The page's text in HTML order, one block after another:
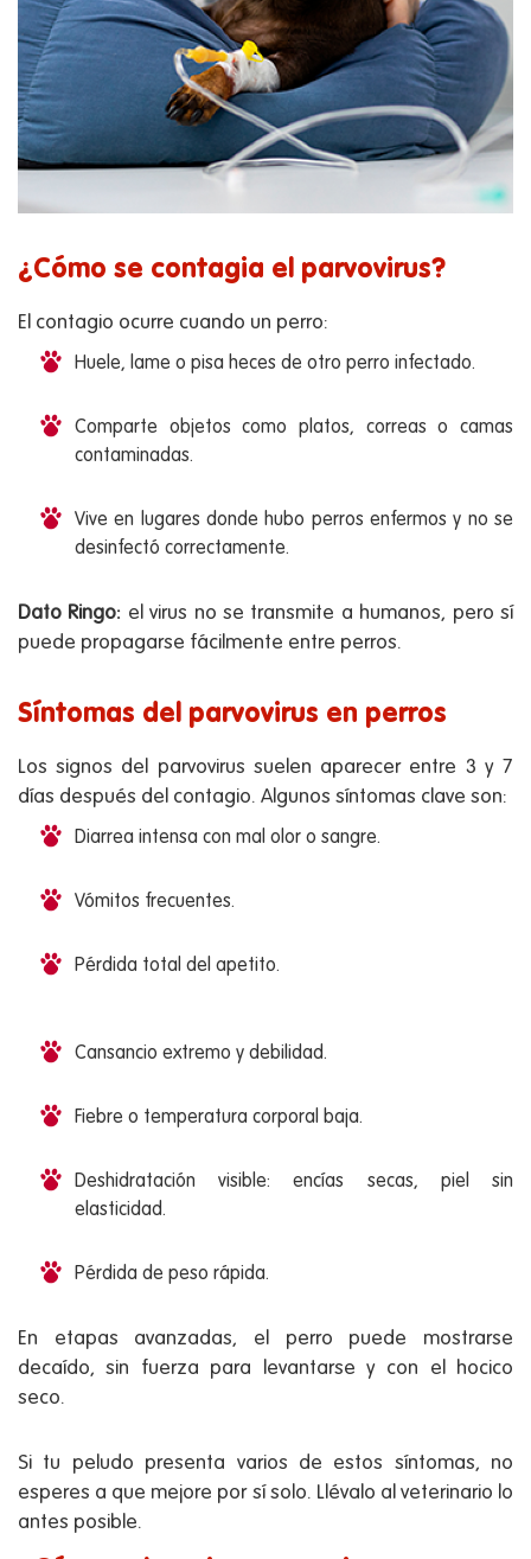
¿Cómo se contagia el parvovirus?
El contagio ocurre cuando un perro:
Huele, lame o pisa heces de otro perro infectado.
Comparte objetos como platos, correas o camas
contaminadas.
Vive en lugares donde hubo perros enfermos y no se
desinfectó correctamente.
Dato Ringo: el virus no se transmite a humanos, pero sí
puede propagarse fácilmente entre perros.
Síntomas del parvovirus en perros
Los signos del parvovirus suelen aparecer entre 3 y 7
días después del contagio. Algunos síntomas clave son:
Diarrea intensa con mal olor o sangre.
Vómitos frecuentes.
Pérdida total del apetito.
Cansancio extremo y debilidad.
Fiebre o temperatura corporal baja.
Deshidratación visible: encías secas, piel sin
elasticidad.
Pérdida de peso rápida.
En etapas avanzadas, el perro puede mostrarse
decaído, sin fuerza para levantarse y con el hocico
seco.
Si tu peludo presenta varios de estos síntomas, no
esperes a que mejore por sí solo. Llévalo al veterinario lo
antes posible.